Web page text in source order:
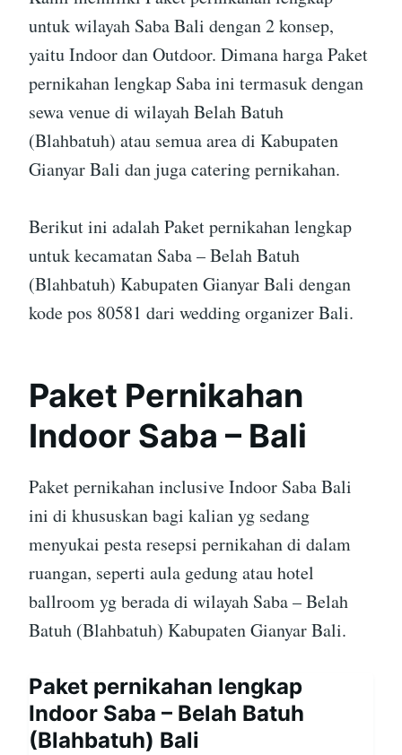
untuk wilayah Saba Bali dengan 2 konsep,
yaitu Indoor dan Outdoor. Dimana harga Paket
pernikahan lengkap Saba ini termasuk dengan
sewa venue di wilayah Belah Batuh
(Blahbatuh) atau semua area di Kabupaten
Gianyar Bali dan juga catering pernikahan.
Berikut ini adalah Paket pernikahan lengkap
untuk kecamatan Saba – Belah Batuh
(Blahbatuh) Kabupaten Gianyar Bali dengan
kode pos 80581 dari wedding organizer Bali.
Paket Pernikahan
Indoor Saba – Bali
Paket pernikahan inclusive Indoor Saba Bali
ini di khususkan bagi kalian yg sedang
menyukai pesta resepsi pernikahan di dalam
ruangan, seperti aula gedung atau hotel
ballroom yg berada di wilayah Saba – Belah
Batuh (Blahbatuh) Kabupaten Gianyar Bali.
Paket pernikahan lengkap
Indoor Saba – Belah Batuh
(Blahbatuh) Bali